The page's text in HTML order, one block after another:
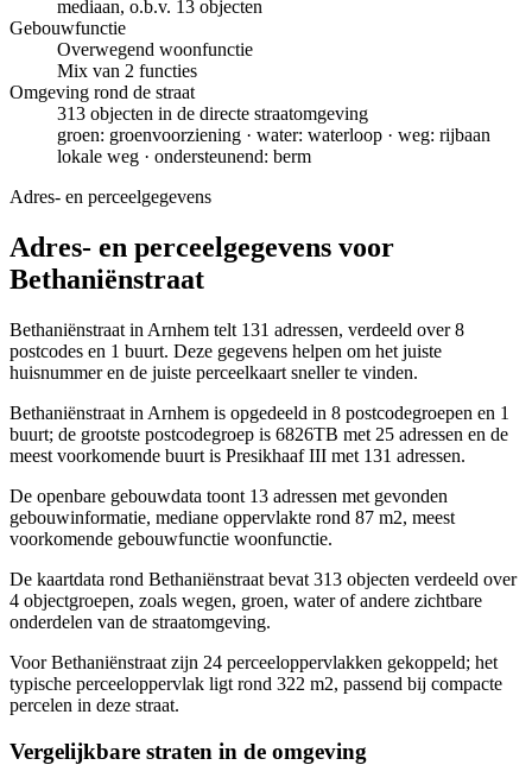
mediaan, o.b.v. 13 objecten
Gebouwfunctie
Overwegend woonfunctie
Mix van 2 functies
Omgeving rond de straat
313 objecten in de directe straatomgeving
groen: groenvoorziening · water: waterloop · weg: rijbaan
lokale weg · ondersteunend: berm
Adres- en perceelgegevens
Adres- en perceelgegevens voor
Bethaniënstraat
Bethaniënstraat in Arnhem telt 131 adressen, verdeeld over 8
postcodes en 1 buurt. Deze gegevens helpen om het juiste
huisnummer en de juiste perceelkaart sneller te vinden.
Bethaniënstraat in Arnhem is opgedeeld in 8 postcodegroepen en 1
buurt; de grootste postcodegroep is 6826TB met 25 adressen en de
meest voorkomende buurt is Presikhaaf III met 131 adressen.
De openbare gebouwdata toont 13 adressen met gevonden
gebouwinformatie, mediane oppervlakte rond 87 m2, meest
voorkomende gebouwfunctie woonfunctie.
De kaartdata rond Bethaniënstraat bevat 313 objecten verdeeld over
4 objectgroepen, zoals wegen, groen, water of andere zichtbare
onderdelen van de straatomgeving.
Voor Bethaniënstraat zijn 24 perceeloppervlakken gekoppeld; het
typische perceeloppervlak ligt rond 322 m2, passend bij compacte
percelen in deze straat.
Vergelijkbare straten in de omgeving